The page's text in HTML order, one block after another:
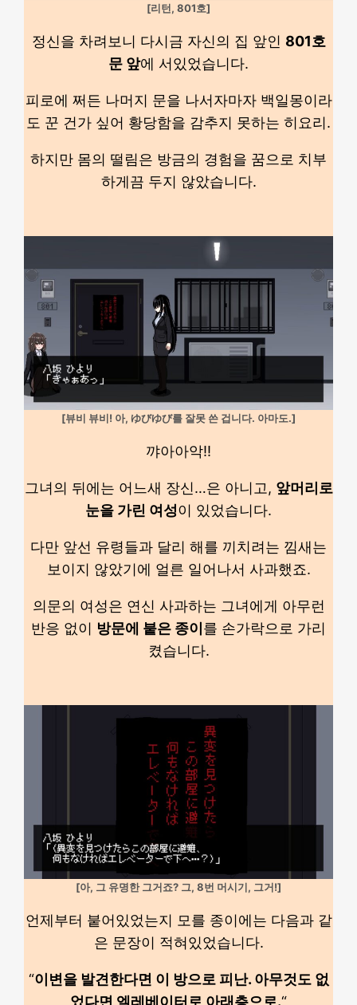
[리턴, 801호]
정신을 차려보니 다시금 자신의 집 앞인 801호
문 앞에 서있었습니다.
피로에 쩌든 나머지 문을 나서자마자 백일몽이라
도 꾼 건가 싶어 황당함을 감추지 못하는 히요리.
하지만 몸의 떨림은 방금의 경험을 꿈으로 치부
하게끔 두지 않았습니다.
[뷰비 뷰비! 아, ゆびゆび를 잘못 쓴 겁니다. 아마도.]
꺄아아악!!
그녀의 뒤에는 어느새 장신…은 아니고, 앞머리로
눈을 가린 여성이 있었습니다.
다만 앞선 유령들과 달리 해를 끼치려는 낌새는
보이지 않았기에 얼른 일어나서 사과했죠.
의문의 여성은 연신 사과하는 그녀에게 아무런
반응 없이 방문에 붙은 종이를 손가락으로 가리
켰습니다.
[아, 그 유명한 그거죠? 그, 8번 머시기, 그거!]
언제부터 붙어있었는지 모를 종이에는 다음과 같
은 문장이 적혀있었습니다.
“이변을 발견한다면 이 방으로 피난. 아무것도 없
었다면 엘레베이터로 아래층으로.“